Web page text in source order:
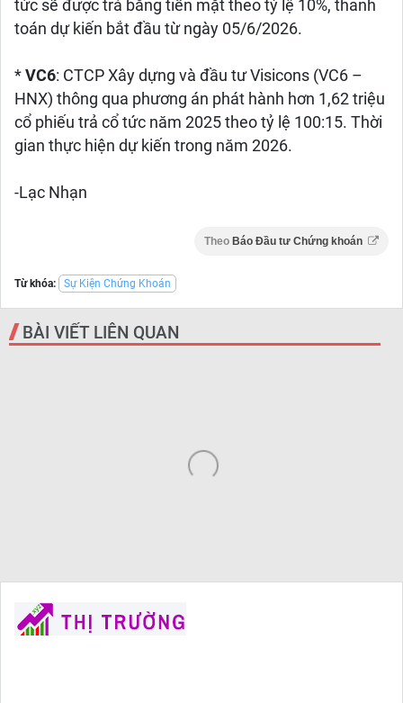
tức sẽ được trả bằng tiền mặt theo tỷ lệ 10%, thanh
toán dự kiến bắt đầu từ ngày 05/6/2026.
* VC6: CTCP Xây dựng và đầu tư Visicons (VC6 –
HNX) thông qua phương án phát hành hơn 1,62 triệu
cổ phiếu trả cổ tức năm 2025 theo tỷ lệ 100:15. Thời
gian thực hiện dự kiến trong năm 2026.
-Lạc Nhạn
Theo Báo Đầu tư Chứng khoán
Từ khóa: Sự Kiện Chứng Khoán
BÀI VIẾT LIÊN QUAN